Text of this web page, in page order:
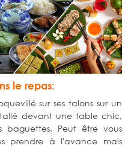
le repas:
sur ses talons sur un
devant une table chic,
Peut être vous
prendre à l'avance mais